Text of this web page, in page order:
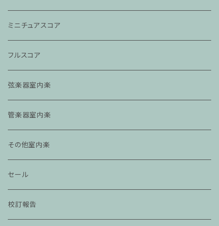
ミニチュアスコア
フルスコア
弦楽器室内楽
管楽器室内楽
その他室内楽
セール
校訂報告